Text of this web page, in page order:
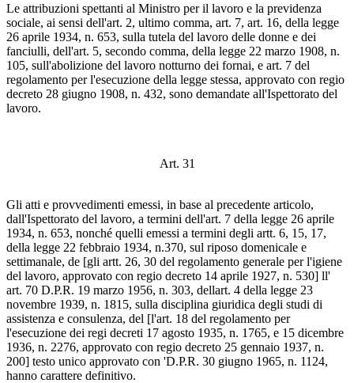
Le attribuzioni spettanti al Ministro per il lavoro e la previdenza
sociale, ai sensi dell'art. 2, ultimo comma, art. 7, art. 16, della legge
26 aprile 1934, n. 653, sulla tutela del lavoro delle donne e dei
fanciulli, dell'art. 5, secondo comma, della legge 22 marzo 1908, n.
105, sull'abolizione del lavoro notturno dei fornai, e art. 7 del
regolamento per l'esecuzione della legge stessa, approvato con regio
decreto 28 giugno 1908, n. 432, sono demandate all'Ispettorato del
lavoro.
Art. 31
Gli atti e provvedimenti emessi, in base al precedente articolo,
dall'Ispettorato del lavoro, a termini dell'art. 7 della legge 26 aprile
1934, n. 653, nonché quelli emessi a termini degli artt. 6, 15, 17,
della legge 22 febbraio 1934, n.370, sul riposo domenicale e
settimanale, de [gli artt. 26, 30 del regolamento generale per l'igiene
del lavoro, approvato con regio decreto 14 aprile 1927, n. 530] ll'
art. 70 D.P.R. 19 marzo 1956, n. 303, dellart. 4 della legge 23
novembre 1939, n. 1815, sulla disciplina giuridica degli studi di
assistenza e consulenza, del [l'art. 18 del regolamento per
l'esecuzione dei regi decreti 17 agosto 1935, n. 1765, e 15 dicembre
1936, n. 2276, approvato con regio decreto 25 gennaio 1937, n.
200] testo unico approvato con 'D.P.R. 30 giugno 1965, n. 1124,
hanno carattere definitivo.